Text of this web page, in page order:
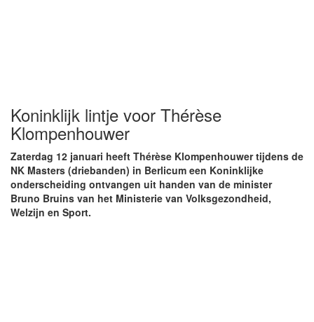
Koninklijk lintje voor Thérèse
Klompenhouwer
Zaterdag 12 januari heeft Thérèse Klompenhouwer tijdens de
NK Masters (driebanden) in Berlicum een Koninklijke
onderscheiding ontvangen uit handen van de minister
Bruno Bruins van het Ministerie van Volksgezondheid,
Welzijn en Sport.